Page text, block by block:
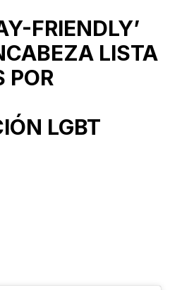
FRIENDLY’
LISTA
POR
LGBT